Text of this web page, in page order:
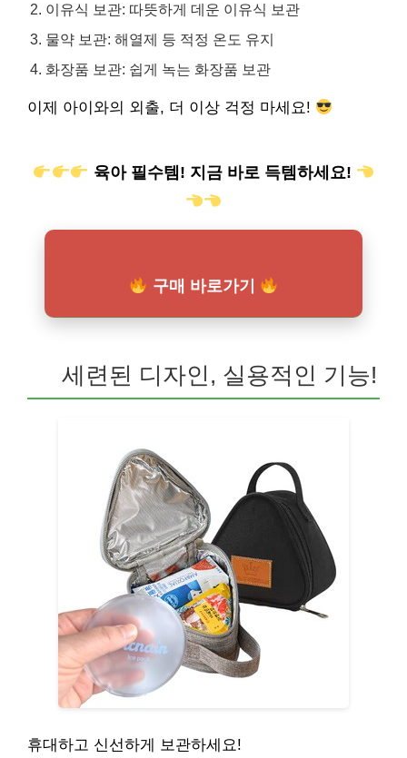
이유식 보관: 따뜻하게 데운 이유식 보관
물약 보관: 해열제 등 적정 온도 유지
화장품 보관: 쉽게 녹는 화장품 보관
이제 아이와의 외출, 더 이상 걱정 마세요!
육아 필수템! 지금 바로 득템하세요!
구매 바로가기
세련된 디자인, 실용적인 기능!
휴대하고 신선하게 보관하세요!